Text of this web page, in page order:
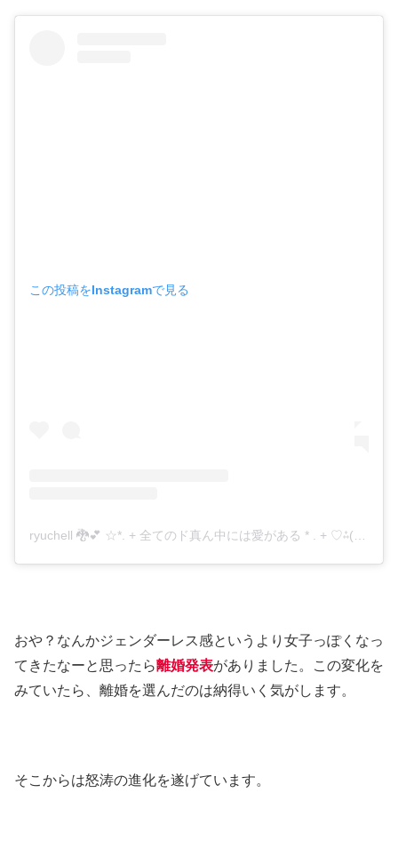
この投稿をInstagramで見る
ryuchell 🐉💕 ☆*. + 全てのド真ん中には愛がある * . + ♡⁂(@ryuzi33world929)がシェアした投稿
おや？なんかジェンダーレス感というより女子っぽくなっ
てきたなーと思ったら離婚発表がありました。この変化を
みていたら、離婚を選んだのは納得いく気がします。
そこからは怒涛の進化を遂げています。